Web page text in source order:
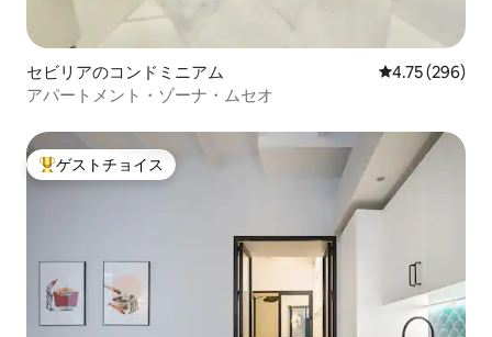
セビリアのコンドミニアム レビュー296
4.75 (296)
アパートメント・ゾーナ・ムセオ
大好評のゲストチョイスです。
ゲストチョイス